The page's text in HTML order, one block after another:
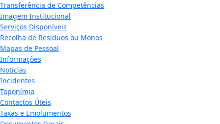
Transferência de Competências
Imagem Institucional
Serviços Disponíveis
Recolha de Residuos ou Monos
Mapas de Pessoal
Informações
Notícias
Incidentes
Toponímia
Contactos Úteis
Taxas e Emolumentos